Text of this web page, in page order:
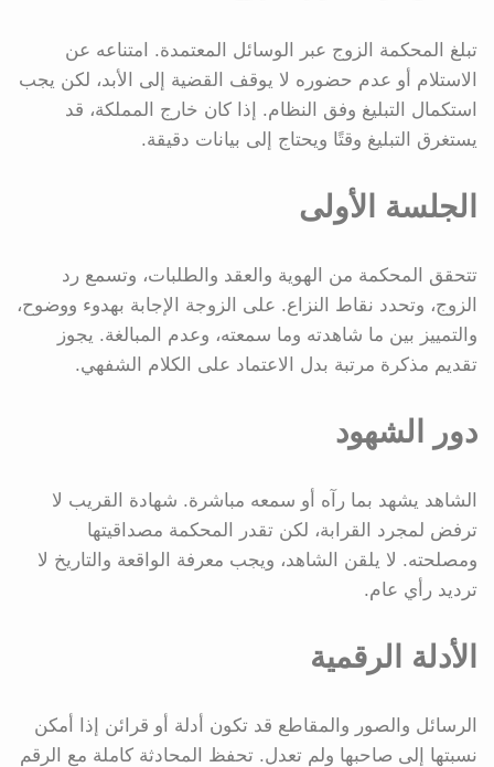
تبلغ المحكمة الزوج عبر الوسائل المعتمدة. امتناعه عن
الاستلام أو عدم حضوره لا يوقف القضية إلى الأبد، لكن يجب
استكمال التبليغ وفق النظام. إذا كان خارج المملكة، قد
يستغرق التبليغ وقتًا ويحتاج إلى بيانات دقيقة.
الجلسة الأولى
تتحقق المحكمة من الهوية والعقد والطلبات، وتسمع رد
الزوج، وتحدد نقاط النزاع. على الزوجة الإجابة بهدوء ووضوح،
والتمييز بين ما شاهدته وما سمعته، وعدم المبالغة. يجوز
تقديم مذكرة مرتبة بدل الاعتماد على الكلام الشفهي.
دور الشهود
الشاهد يشهد بما رآه أو سمعه مباشرة. شهادة القريب لا
ترفض لمجرد القرابة، لكن تقدر المحكمة مصداقيتها
ومصلحته. لا يلقن الشاهد، ويجب معرفة الواقعة والتاريخ لا
ترديد رأي عام.
الأدلة الرقمية
الرسائل والصور والمقاطع قد تكون أدلة أو قرائن إذا أمكن
نسبتها إلى صاحبها ولم تعدل. تحفظ المحادثة كاملة مع الرقم